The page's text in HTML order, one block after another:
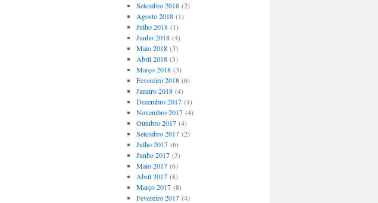
Setembro 2018(2)
Agosto 2018(1)
Julho 2018(1)
Junho 2018(4)
Maio 2018(3)
Abril 2018(3)
Março 2018(3)
Fevereiro 2018(6)
Janeiro 2018(4)
Dezembro 2017(4)
Novembro 2017(4)
Outubro 2017(4)
Setembro 2017(2)
Julho 2017(6)
Junho 2017(3)
Maio 2017(6)
Abril 2017(8)
Março 2017(8)
Fevereiro 2017(4)